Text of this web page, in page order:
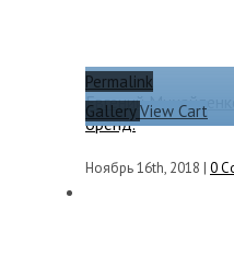
Permalink
GalleryView Cart
Евгений
бренд.
Ноябрь 16th, 2018 | 0